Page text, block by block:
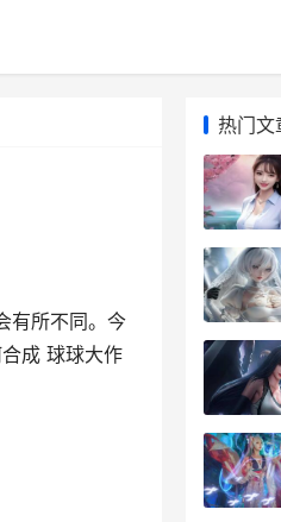
有所不同。今
成 球球大作
热门文